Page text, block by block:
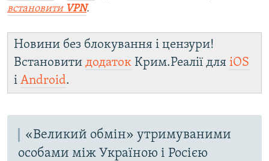
встановити VPN.
Новини без блокування і цензури!
Встановити додаток Крим.Реалії для iOS
і Android.
«Великий обмін» утримуваними
особами між Україною і Росією